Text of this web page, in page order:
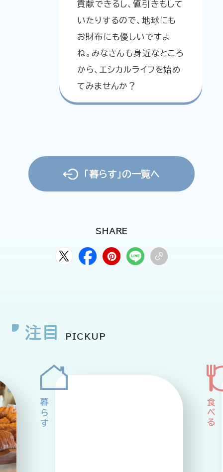
貢献できるし、値引きもして
いたりするので、地球にも
お財布にも優しいですよ
ね。みなさんも身近なところ
から、エシカルライフを始め
てみませんか？
「暮らす」の一覧へ
SHARE
注目 PICKUP